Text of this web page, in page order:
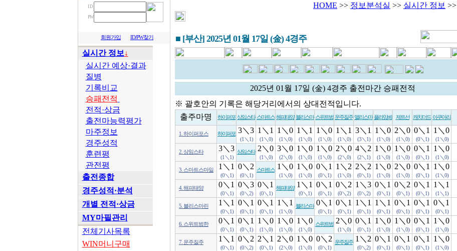
I D
PW
회원가입 ID/PW찾기
실시간 정보↓
실시간 예상·결과
질병
기록비교
승패전적
전적·상금
출전마능력평가
마주정보
경주성적
훈련평
관전평
출전종합
경주성적·분석
개별 전적·상금
MY마필관리
전체기사목록
WIN머니구매
HOME >> 정보분석실 >> 실시간 정보 >>
■ [부산] 2025년 01월 17일 (金) 4경주
2025년 01월 17일 (金) 4경주 출전마간 승패전적
※ 괄호안의 기록은 해당거리에서의 상대전적입니다.
출주마명
하이퍼포 상임스타 스마트스 해피태양 블리스마 스위트범 운주질주 앨리스마 플라잉베 제트선 캐치더드 아쿠아리
1. 하이퍼포스 하이퍼포 3＼3
(1＼1)
1＼1
(1＼0)
1＼0
(1＼0)
1＼1
(1＼0)
1＼0
(1＼0)
1＼1
(1＼0)
3＼1
(3＼1)
1＼0
(1＼0)
2＼0
(1＼0)
0＼1
(0＼1)
1＼0
(1＼0)
2. 상임스타 3＼3
(1＼1)
상임스타 2＼0
(1＼0)
3＼0
(2＼0)
1＼0
(1＼0)
1＼0
(1＼0)
2＼0
(2＼0)
4＼2
(2＼1)
1＼0
(1＼0)
1＼0
(1＼0)
0＼1
(0＼1)
1＼0
(1＼0)
3. 스마트스마일 1＼1
(0＼1)
0＼2
(0＼1)
스마트스 1＼0
(1＼0)
1＼0
(1＼0)
0＼1
(0＼1)
1＼2
(1＼0)
2＼2
(0＼1)
1＼0
(1＼0)
2＼0
(1＼0)
0＼1
(0＼1)
1＼0
(1＼0)
4. 해피태양 0＼1
(0＼1)
0＼3
(0＼2)
0＼1
(0＼1)
해피태양 1＼1
(0＼1)
0＼1
(0＼1)
0＼2
(0＼2)
1＼3
(0＼2)
0＼1
(0＼1)
0＼2
(0＼1)
0＼1
(0＼1)
1＼1
(1＼1)
5. 블리스마린 1＼1
(0＼1)
0＼1
(0＼1)
0＼1
(0＼1)
1＼1
(1＼0)
블리스마 0＼1
(0＼1)
0＼1
(0＼1)
1＼1
(0＼1)
1＼1
(0＼1)
0＼1
(0＼1)
0＼1
(0＼1)
0＼1
(0＼1)
6. 스위트범한 0＼1
(0＼1)
0＼1
(0＼1)
1＼0
(1＼0)
1＼0
(1＼0)
1＼0
(1＼0)
스위트범 2＼0
(1＼0)
0＼1
(0＼1)
1＼0
(1＼0)
1＼0
(1＼0)
0＼1
(0＼1)
1＼0
(1＼0)
7. 운주질주 1＼1
(0＼1)
0＼2
(0＼2)
2＼1
(0＼1)
2＼0
(2＼0)
1＼0
(1＼0)
0＼2
(0＼1)
운주질주 1＼2
(0＼2)
0＼1
(0＼1)
0＼1
(0＼1)
0＼1
(0＼1)
1＼0
(1＼0)